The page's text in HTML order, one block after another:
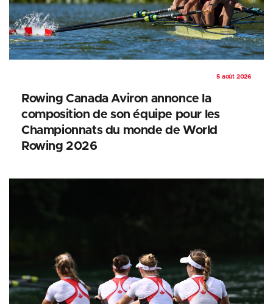
5 août 2026
Rowing Canada Aviron annonce la
composition de son équipe pour les
Championnats du monde de World
Rowing 2026